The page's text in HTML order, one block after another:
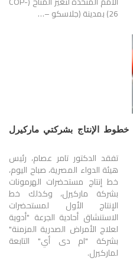
26) بمدينة (جلاسكو –…
خطوط الإنتاج بشركتي ماركيرل
تفقد الدكتور تامر عصام، رئيس
هيئة الدواء المصرية، صباح اليوم،
خط إنتاج مستحضرات الهرمونات
بشركة ماركيرل، وكذلك خط
الإنتاج الأول لمستحضرات
الاستنشاق أحادية الجرعة "أدوية
لعلاج الأمراض الصدرية المزمنة"
بشركة "ام دى أي" التابعة
لماركيرل.